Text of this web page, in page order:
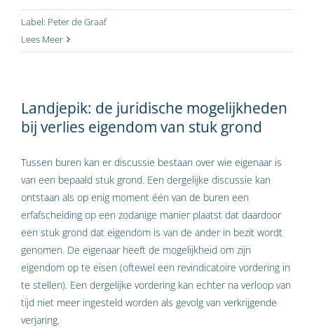
Label: Peter de Graaf
Lees Meer
Landjepik: de juridische mogelijkheden
bij verlies eigendom van stuk grond
Tussen buren kan er discussie bestaan over wie eigenaar is
van een bepaald stuk grond. Een dergelijke discussie kan
ontstaan als op enig moment één van de buren een
erfafscheiding op een zodanige manier plaatst dat daardoor
een stuk grond dat eigendom is van de ander in bezit wordt
genomen. De eigenaar heeft de mogelijkheid om zijn
eigendom op te eisen (oftewel een revindicatoire vordering in
te stellen). Een dergelijke vordering kan echter na verloop van
tijd niet meer ingesteld worden als gevolg van verkrijgende
verjaring.